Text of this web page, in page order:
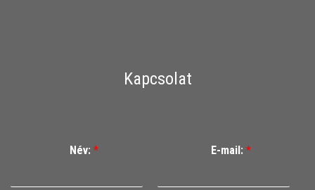
Kapcsolat
Név: * E-mail: *